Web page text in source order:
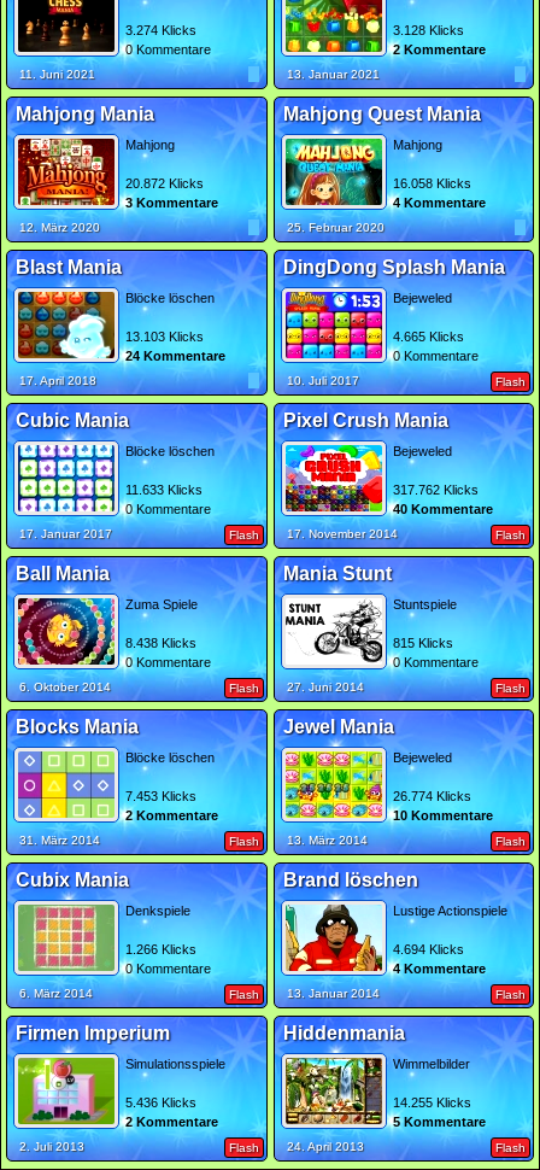
3.274 Klicks
0 Kommentare
11. Juni 2021
3.128 Klicks
2 Kommentare
13. Januar 2021
Mahjong Mania
Mahjong
20.872 Klicks
3 Kommentare
12. März 2020
Mahjong Quest Mania
Mahjong
16.058 Klicks
4 Kommentare
25. Februar 2020
Blast Mania
Blöcke löschen
13.103 Klicks
24 Kommentare
17. April 2018
DingDong Splash Mania
Bejeweled
4.665 Klicks
0 Kommentare
10. Juli 2017 Flash
Cubic Mania
Blöcke löschen
11.633 Klicks
0 Kommentare
17. Januar 2017 Flash
Pixel Crush Mania
Bejeweled
317.762 Klicks
40 Kommentare
17. November 2014 Flash
Ball Mania
Zuma Spiele
8.438 Klicks
0 Kommentare
6. Oktober 2014 Flash
Mania Stunt
Stuntspiele
815 Klicks
0 Kommentare
27. Juni 2014 Flash
Blocks Mania
Blöcke löschen
7.453 Klicks
2 Kommentare
31. März 2014 Flash
Jewel Mania
Bejeweled
26.774 Klicks
10 Kommentare
13. März 2014 Flash
Cubix Mania
Denkspiele
1.266 Klicks
0 Kommentare
6. März 2014 Flash
Brand löschen
Lustige Actionspiele
4.694 Klicks
4 Kommentare
13. Januar 2014 Flash
Firmen Imperium
Simulationsspiele
5.436 Klicks
2 Kommentare
2. Juli 2013 Flash
Hiddenmania
Wimmelbilder
14.255 Klicks
5 Kommentare
24. April 2013 Flash